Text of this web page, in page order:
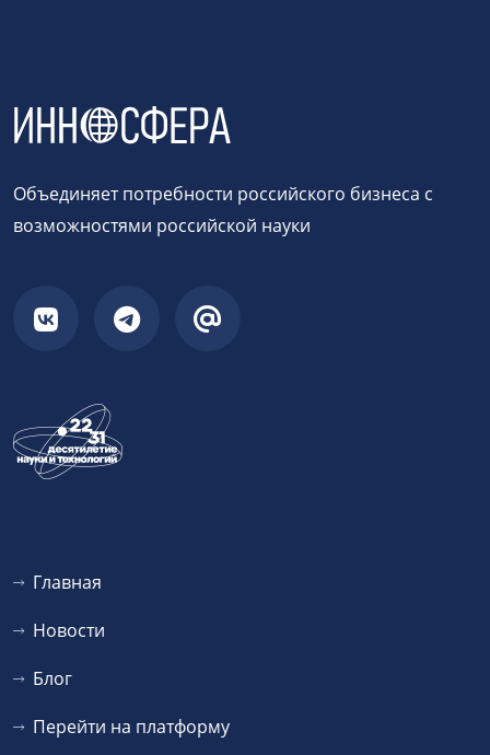
Объединяет потребности российского бизнеса с
возможностями российской науки
Главная
Новости
Блог
Перейти на платформу